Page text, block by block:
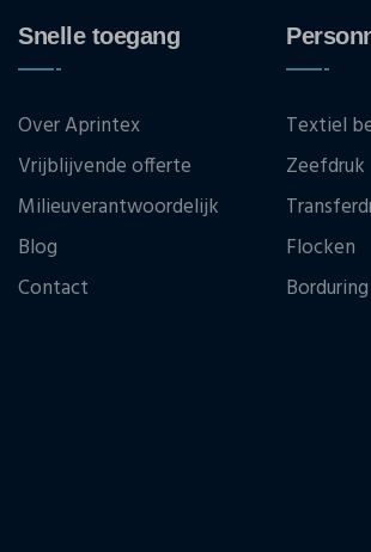
Snelle toegang
Over Aprintex
Vrijblijvende offerte
Milieuverantwoordelijk
Blog
Contact
Textiel
Zeefdruk
Flocken
Borduring